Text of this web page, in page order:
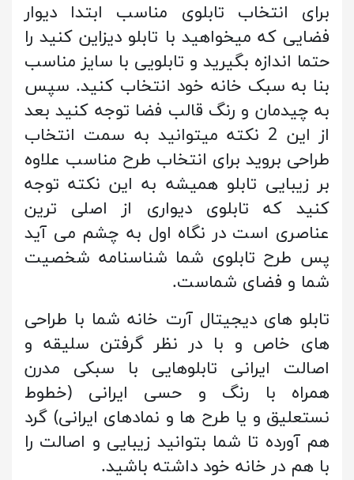
برای انتخاب تابلوی مناسب ابتدا دیوار
فضایی که میخواهید با تابلو دیزاین کنید را
حتما اندازه بگیرید و تابلویی با سایز مناسب
بنا به سبک خانه خود انتخاب کنید. سپس
به چیدمان و رنگ قالب فضا توجه کنید بعد
از این 2 نکته میتوانید به سمت انتخاب
طراحی بروید برای انتخاب طرح مناسب علاوه
بر زیبایی تابلو همیشه به این نکته توجه
کنید که تابلوی دیواری از اصلی ترین
عناصری است در نگاه اول به چشم می آید
پس طرح تابلوی شما شناسنامه شخصیت
شما و فضای شماست.
تابلو های دیجیتال آرت خانه شما با طراحی
های خاص و با در نظر گرفتن سلیقه و
اصالت ایرانی تابلوهایی با سبکی مدرن
همراه با رنگ و حسی ایرانی (خطوط
نستعلیق و یا طرح ها و نمادهای ایرانی) گرد
هم آورده تا شما بتوانید زیبایی و اصالت را
با هم در خانه خود داشته باشید.